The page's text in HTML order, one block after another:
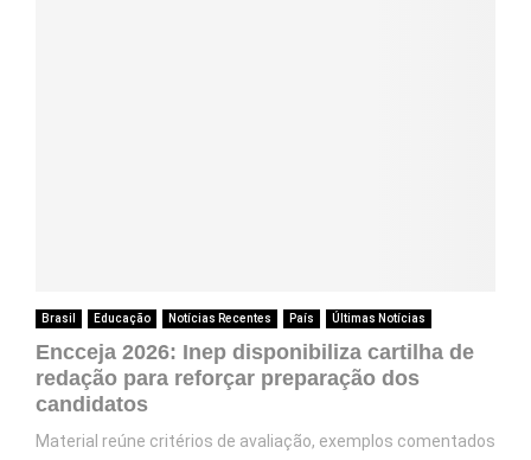
Brasil Educação Notícias Recentes País Últimas Notícias
Encceja 2026: Inep disponibiliza cartilha de
redação para reforçar preparação dos
candidatos
Material reúne critérios de avaliação, exemplos comentados